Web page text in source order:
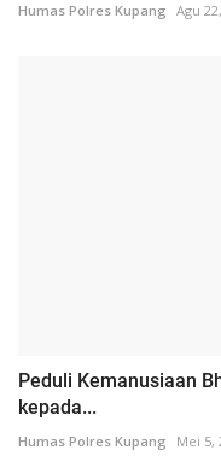
Humas Polres Kupang Agu
Peduli Kemanusiaan
kepada...
Humas Polres Kupang Mei 5,